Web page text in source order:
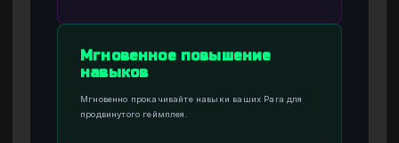
Мгновенное повышение
навыков
Мгновенно прокачивайте навыки ваших Para для
продвинутого геймплея.